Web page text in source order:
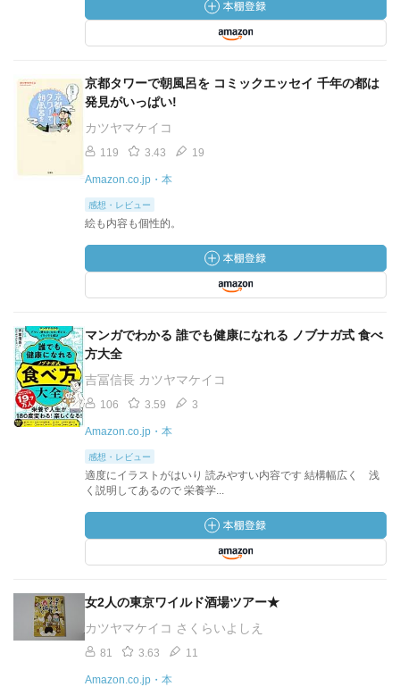
京都タワーで朝風呂を コミックエッセイ 千年の都は
発見がいっぱい!
カツヤマケイコ
119 3.43 19
Amazon.co.jp・本
感想・レビュー
絵も内容も個性的。
マンガでわかる 誰でも健康になれる ノブナガ式 食べ
方大全
吉冨信長 カツヤマケイコ
106 3.59 3
Amazon.co.jp・本
感想・レビュー
適度にイラストがはいり 読みやすい内容です 結構幅広く 浅
く説明してあるので 栄養学...
女2人の東京ワイルド酒場ツアー★
カツヤマケイコ さくらいよしえ
81 3.63 11
Amazon.co.jp・本